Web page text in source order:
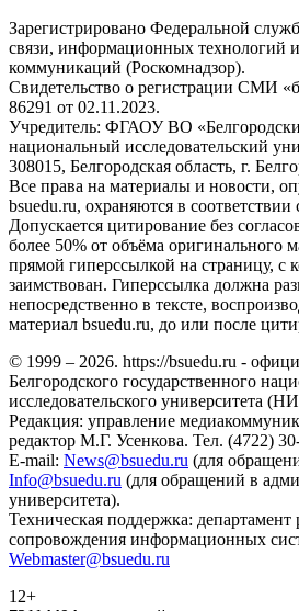
Зарегистрировано Федеральной
связи, информационных технологий
коммуникаций (Роскомнадзор).
Свидетельство о регистрации СМИ
86291 от 02.11.2023.
Учредитель: ФГАОУ ВО
национальный исследовательский
308015, Белгородская область, г.
Все права на материалы и новости,
bsuedu.ru, охраняются в
Допускается цитирование без
более 50% от объёма оригинального
прямой гиперссылкой на страницу, с
заимствован. Гиперссылка должна
непосредственно в тексте,
материал bsuedu.ru, до или после
© 1999 – 2026. https://bsuedu.ru -
Белгородского государственного
исследовательского университета
Редакция: управление
редактор М.Г. Усенкова. Тел. (4722)
E-mail: News@bsuedu.ru (для
Info@bsuedu.ru (для обращений в
университета).
Техническая поддержка: департамент
сопровождения информационных
Webmaster@bsuedu.ru
12+